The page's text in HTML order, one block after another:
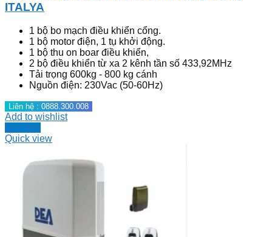
ITALYA
1 bộ bo mạch điều khiển cổng.
1 bộ motor điện, 1 tụ khởi động.
1 bộ thu on boar điều khiển,
2 bộ điều khiển từ xa 2 kênh tần số 433,92MHz
Tải trọng 600kg - 800 kg cánh
Nguồn điện: 230Vac (50-60Hz)
Liên hệ : 0888.300.008
Add to wishlist
Đọc tiếp
Quick view